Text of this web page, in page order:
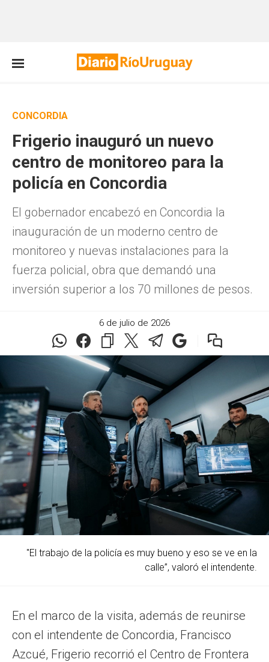
CONCORDIA
Frigerio inauguró un nuevo
centro de monitoreo para la
policía en Concordia
El gobernador encabezó en Concordia la
inauguración de un moderno centro de
monitoreo y nuevas instalaciones para la
fuerza policial, obra que demandó una
inversión superior a los 70 millones de pesos.
6 de julio de 2026
"El trabajo de la policía es muy bueno y eso se ve en la
calle”, valoró el intendente.
En el marco de la visita, además de reunirse
con el intendente de Concordia, Francisco
Azcué, Frigerio recorrió el Centro de Frontera